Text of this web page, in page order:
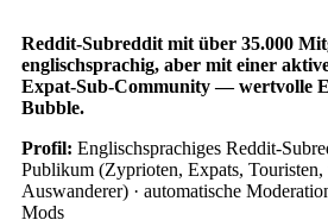
Reddit-Subreddit mit über 35.000
englischsprachig, aber mit einer
Expat-Sub-Community — wertvolle
Bubble.
Profil: Englischsprachiges Reddit-
Publikum (Zyprioten, Expats, Touristen,
Auswanderer) · automatische
Mods